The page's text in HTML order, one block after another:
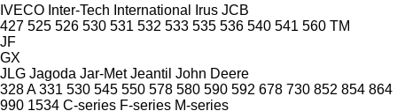
IVECO Inter-Tech International Irus JCB
427 525 526 530 531 532 533 535 536 540 541 560 TM
JF
GX
JLG Jagoda Jar-Met Jeantil John Deere
328 A 331 530 545 550 578 580 590 592 678 730 852 854 864
990 1534 C-series F-series M-series